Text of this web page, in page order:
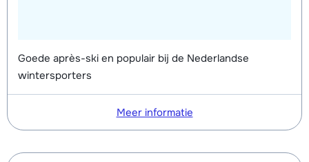
Goede après-ski en populair bij de Nederlandse
wintersporters
Meer informatie